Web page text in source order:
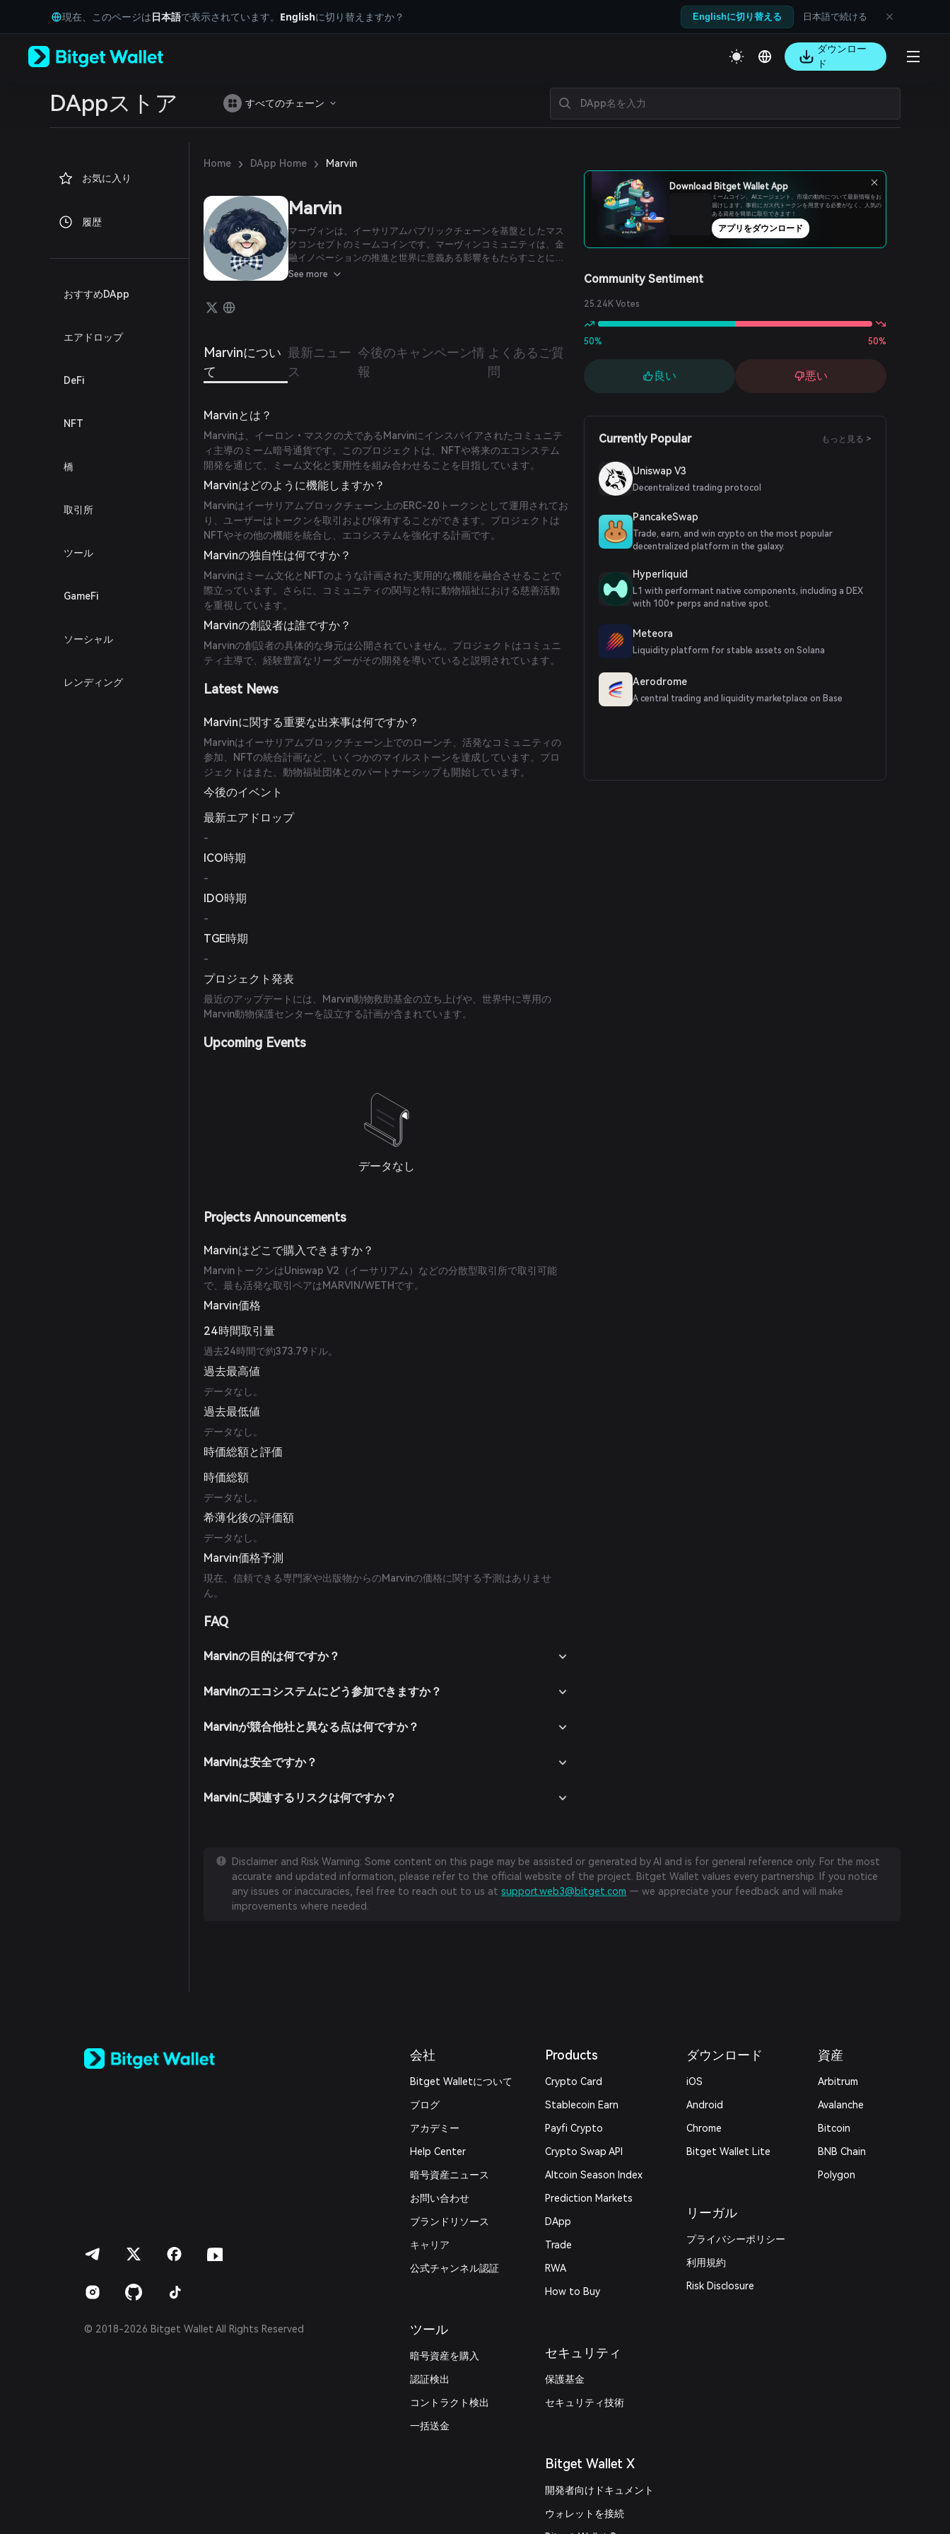
Tiếng Việt
Русский
Español (Latinoamérica)
Português (Portugal)
Bahasa Indonesia
Español (Argentina)
現在、このページは日本語で表示されています。 Englishに切り替えますか？ Englishに切り替える 日本語で続ける
ダウンロー
ド
DAppストア すべてのチェーン
お気に入り
履歴
おすすめDApp
エアドロップ
DeFi
NFT
橋
取引所
ツール
GameFi
ソーシャル
レンディング
Home › DApp Home › Marvin
Marvin
マーヴィンは、イーサリアムパブリックチェーンを基盤としたマス
クコンセプトのミームコインです。マーヴィンコミュニティは、金
融イノベーションの推進と世界に意義ある影響をもたらすことに注
力しています。マーヴィンの慈善活動は、迷い犬の救助に焦点を当
See more
Marvinについ
て
最新ニュー
ス
今後のキャンペーン情
報
よくあるご質
問
Marvinとは？
Marvinは、イーロン・マスクの犬であるMarvinにインスパイアされたコミュニテ
ィ主導のミーム暗号通貨です。このプロジェクトは、NFTや将来のエコシステム
開発を通じて、ミーム文化と実用性を組み合わせることを目指しています。
Marvinはどのように機能しますか？
Marvinはイーサリアムブロックチェーン上のERC-20トークンとして運用されてお
り、ユーザーはトークンを取引および保有することができます。プロジェクトは
NFTやその他の機能を統合し、エコシステムを強化する計画です。
Marvinの独自性は何ですか？
Marvinはミーム文化とNFTのような計画された実用的な機能を融合させることで
際立っています。さらに、コミュニティの関与と特に動物福祉における慈善活動
を重視しています。
Marvinの創設者は誰ですか？
Marvinの創設者の具体的な身元は公開されていません。プロジェクトはコミュニ
ティ主導で、経験豊富なリーダーがその開発を導いていると説明されています。
Latest News
Marvinに関する重要な出来事は何ですか？
Marvinはイーサリアムブロックチェーン上でのローンチ、活発なコミュニティの
参加、NFTの統合計画など、いくつかのマイルストーンを達成しています。プロ
ジェクトはまた、動物福祉団体とのパートナーシップも開始しています。
今後のイベント
最新エアドロップ
-
ICO時期
-
IDO時期
-
TGE時期
-
プロジェクト発表
最近のアップデートには、Marvin動物救助基金の立ち上げや、世界中に専用の
Marvin動物保護センターを設立する計画が含まれています。
Upcoming Events
データなし
Projects Announcements
Marvinはどこで購入できますか？
MarvinトークンはUniswap V2（イーサリアム）などの分散型取引所で取引可能
で、最も活発な取引ペアはMARVIN/WETHです。
Marvin価格
24時間取引量
過去24時間で約373.79ドル。
過去最高値
データなし。
過去最低値
データなし。
時価総額と評価
時価総額
データなし。
希薄化後の評価額
データなし。
Marvin価格予測
現在、信頼できる専門家や出版物からのMarvinの価格に関する予測はありませ
ん。
FAQ
Marvinの目的は何ですか？
Marvinのエコシステムにどう参加できますか？
Marvinが競合他社と異なる点は何ですか？
Marvinは安全ですか？
Marvinに関連するリスクは何ですか？
Download Bitget Wallet App
ミームコイン、AIエージェント、市場の動向について最新情報をお
届けします。事前にガス代トークンを用意する必要がなく、人気の
ある資産を簡単に取引できます！
アプリをダウンロード
Community Sentiment
25.24K Votes
50% 50%
良い 悪い
Currently Popular もっと見る >
Uniswap V3
Decentralized trading protocol
PancakeSwap
Trade, earn, and win crypto on the most popular
decentralized platform in the galaxy.
Hyperliquid
L1 with performant native components, including a DEX
with 100+ perps and native spot.
Meteora
Liquidity platform for stable assets on Solana
Aerodrome
A central trading and liquidity marketplace on Base
Disclaimer and Risk Warning: Some content on this page may be assisted or generated by AI and is for general reference only. For the most
accurate and updated information, please refer to the official website of the project. Bitget Wallet values every partnership. If you notice
any issues or inaccuracies, feel free to reach out to us atsupport.web3@bitget.com — we appreciate your feedback and will make
improvements where needed.
Español (Latinoamérica)
© 2018-2026 Bitget Wallet All Rights Reserved
会社
Bitget Walletについて
ブログ
アカデミー
Help Center
暗号資産ニュース
お問い合わせ
ブランドリソース
キャリア
公式チャンネル認証
ツール
暗号資産を購入
認証検出
コントラクト検出
一括送金
Products
Crypto Card
Stablecoin Earn
Payfi Crypto
Crypto Swap API
Altcoin Season Index
Prediction Markets
DApp
Trade
RWA
How to Buy
セキュリティ
保護基金
セキュリティ技術
Bitget Wallet X
開発者向けドキュメント
ウォレットを接続
ダウンロード
iOS
Android
Chrome
Bitget Wallet Lite
リーガル
プライバシーポリシー
利用規約
Risk Disclosure
資産
Arbitrum
Avalanche
Bitcoin
BNB Chain
Polygon